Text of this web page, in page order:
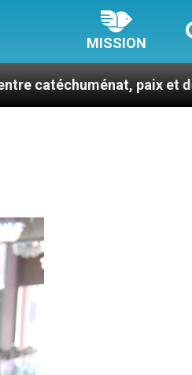
MISSION
paix et défis migratoires